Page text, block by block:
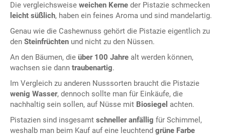
Die vergleichsweise weichen Kerne der Pistazie schmecken
leicht süßlich, haben ein feines Aroma und sind mandelartig.
Genau wie die Cashewnuss gehört die Pistazie eigentlich zu
den Steinfrüchten und nicht zu den Nüssen.
An den Bäumen, die über 100 Jahre alt werden können,
wachsen sie dann traubenartig.
Im Vergleich zu anderen Nusssorten braucht die Pistazie
wenig Wasser, dennoch sollte man für Einkäufe, die
nachhaltig sein sollen, auf Nüsse mit Biosiegel achten.
Pistazien sind insgesamt schneller anfällig für Schimmel,
weshalb man beim Kauf auf eine leuchtend grüne Farbe